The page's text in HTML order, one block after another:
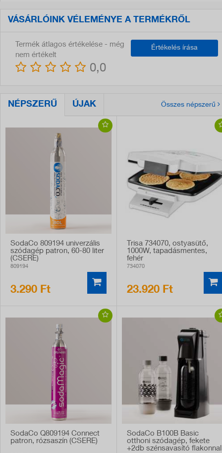
VÁSÁRLÓINK VÉLEMÉNYE A TERMÉKRŐL
Értékelés írása
Termék átlagos értékelése - még
nem értékelt
0,0
NÉPSZERŰ ÚJAK Összes népszerű
SodaCo 809194 univerzális
szódagép patron, 60-80 liter
(CSERE)
809194
3.290 Ft
Trisa 734070, ostyasütő,
1000W, tapadásmentes,
fehér
734070
23.920 Ft
SodaCo Q809194 Connect
patron, rózsaszín (CSERE)
SodaCo B100B Basic
otthoni szódagép, fekete
+2db szénsavasító flakonnal